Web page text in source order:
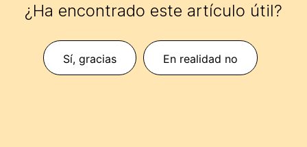
¿Ha encontrado este artículo útil?
Sí, gracias En realidad no